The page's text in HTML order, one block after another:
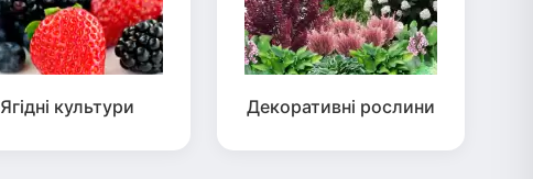
Ягідні культури Декоративні рослини